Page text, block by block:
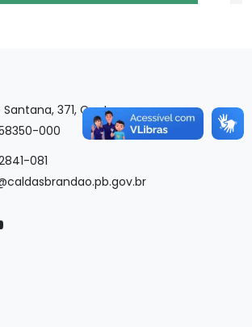
371, Centro
000
081